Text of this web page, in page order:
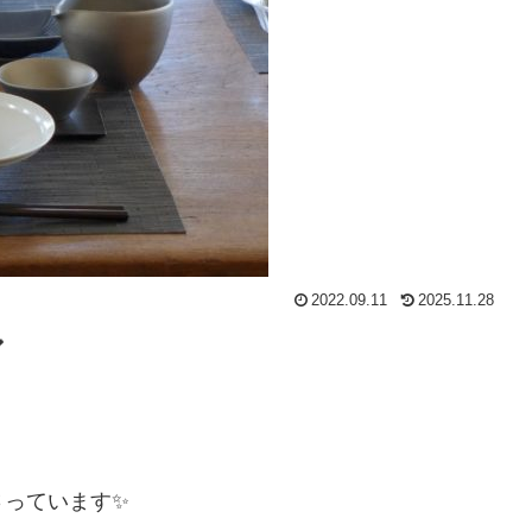
2022.09.11 2025.11.28
ています✨